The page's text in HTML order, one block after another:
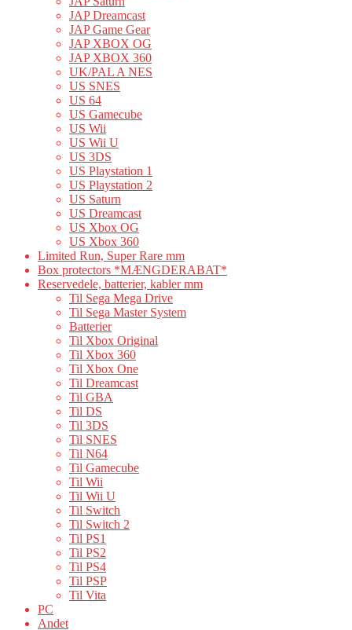
JAP Dreamcast
JAP Game Gear
JAP XBOX OG
JAP XBOX 360
UK/PAL A NES
US SNES
US 64
US Gamecube
US Wii
US Wii U
US 3DS
US Playstation 1
US Playstation 2
US Saturn
US Dreamcast
US Xbox OG
US Xbox 360
Limited Run, Super Rare mm
Box protectors *MÆNGDERABAT*
Reservedele, batterier, kabler mm
Til Sega Mega Drive
Til Sega Master System
Batterier
Til Xbox Original
Til Xbox 360
Til Xbox One
Til Dreamcast
Til GBA
Til DS
Til 3DS
Til SNES
Til N64
Til Gamecube
Til Wii
Til Wii U
Til Switch
Til Switch 2
Til PS1
Til PS2
Til PS4
Til PSP
Til Vita
PC
Andet